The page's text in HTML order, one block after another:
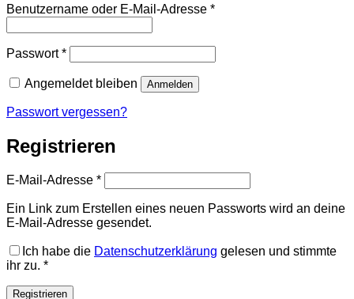
Benutzername oder E-Mail-Adresse *Erforderlich
Passwort*Erforderlich
Angemeldet bleiben Anmelden
Passwort vergessen?
Registrieren
E-Mail-Adresse *Erforderlich
Ein Link zum Erstellen eines neuen Passworts wird an deine
E-Mail-Adresse gesendet.
Ich habe die Datenschutzerklärung gelesen und stimmte
ihr zu. *
Registrieren